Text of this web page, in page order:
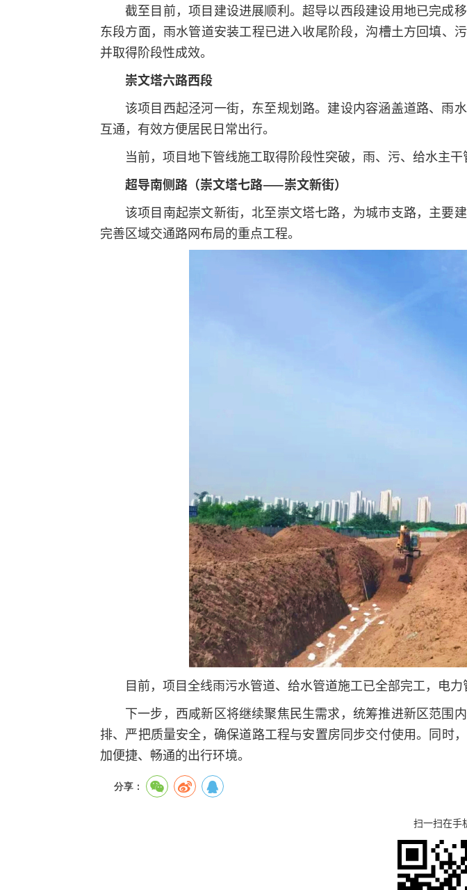
截至目前，项目建设进展顺利。超导以西段建设用地已完成
东段方面，雨水管道安装工程已进入收尾阶段，沟槽土方回填、
并取得阶段性成效。
崇文塔六路西段
该项目西起泾河一街，东至规划路。建设内容涵盖道路、雨
互通，有效方便居民日常出行。
当前，项目地下管线施工取得阶段性突破，雨、污、给水主
超导南侧路 （崇文塔七路——崇文新街）
该项目南起崇文新街，北至崇文塔七路，为城市支路，主要
完善区域交通路网布局的重点工程。
目前，项目全线雨污水管道、给水管道施工已全部完工，电
下一步，西咸新区将继续聚焦民生需求，统筹推进新区范围
排、严把质量安全，确保道路工程与安置房同步交付使用。同时
加便捷、畅通的出行环境。
分享：
扫一扫在手